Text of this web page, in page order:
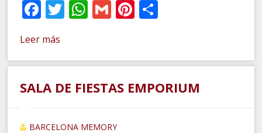
Facebook
Twitter
WhatsApp
GmailPinterest
Leer más
SALA DE FIESTAS EMPORIUM
BARCELONA MEMORY